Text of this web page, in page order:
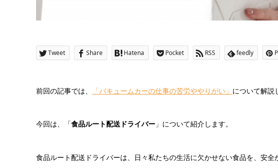
Tweet Share Hatena Pocket RSS feedly
前回の記事では、 「バキュームカーの仕事の苦労ややりがい」 について解説
今回は、「食品ルート配送ドライバー 」について紹介します。
食品ルート配送ドライバーは、日々私たちの生活に欠かせない食品を、安